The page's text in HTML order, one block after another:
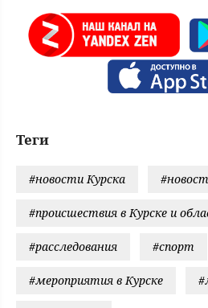
Теги
#новости Курска
#происшествия в Курске и
#расследования #спорт
#мероприятия в Курске